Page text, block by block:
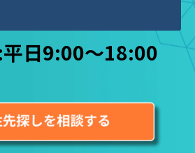
日9:00～18:00